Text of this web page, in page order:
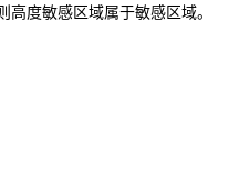
度敏感区域属于敏感区域。